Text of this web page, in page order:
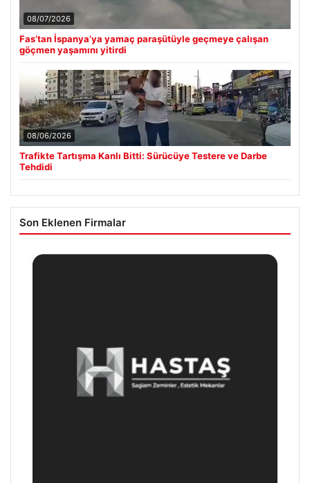
08/07/2026
Fas’tan İspanya’ya yamaç paraşütüyle geçmeye çalışan
göçmen yaşamını yitirdi
08/06/2026
Trafikte Tartışma Kanlı Bitti: Sürücüye Testere ve Darbe
Tehdidi
Son Eklenen Firmalar